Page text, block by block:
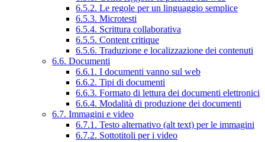
6.5.2. Le regole per un linguaggio semplice
6.5.3. Microtesti
6.5.4. Scrittura collaborativa
6.5.5. Content critique
6.5.6. Traduzione e localizzazione dei contenuti
6.6. Documenti
6.6.1. I documenti vanno sul web
6.6.2. Tipi di documenti
6.6.3. Formato di lettura dei documenti elettronici
6.6.4. Modalità di produzione dei documenti
6.7. Immagini e video
6.7.1. Testo alternativo (alt text) per le immagini
6.7.2. Sottotitoli per i video